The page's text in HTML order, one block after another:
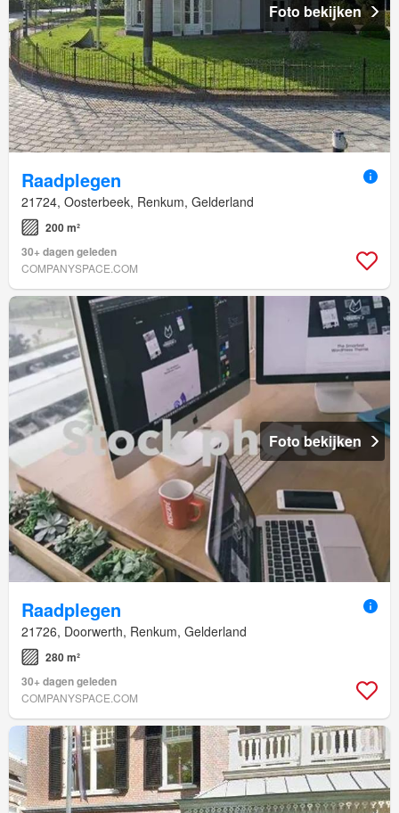
Foto bekijken
Raadplegen
21724, Oosterbeek, Renkum, Gelderland
200 m²
30+ dagen geleden
COMPANYSPACE.COM
Foto bekijken
Raadplegen
21726, Doorwerth, Renkum, Gelderland
280 m²
30+ dagen geleden
COMPANYSPACE.COM